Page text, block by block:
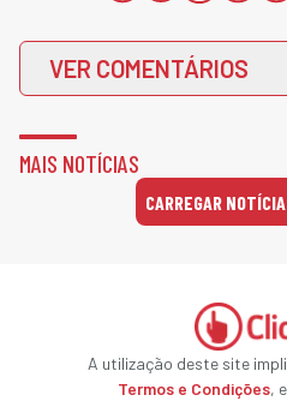
VER COMENTÁRIOS
MAIS NOTÍCIAS
CARREGAR
A utilização deste site
Termos e Condições,